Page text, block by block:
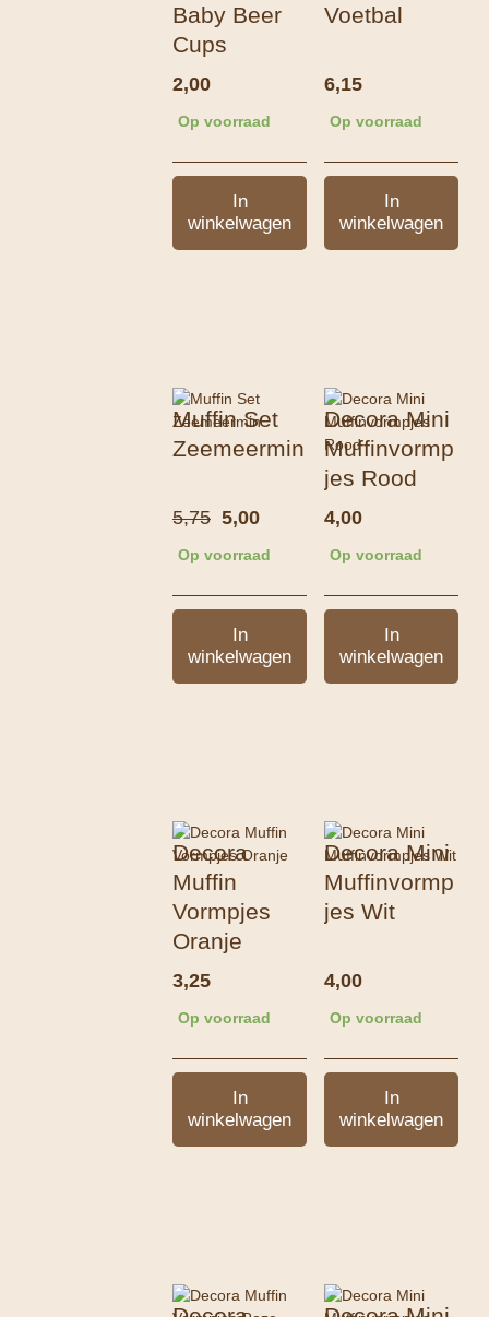
Baby Beer
Cups
2,00
Op voorraad
In
winkelwagen
Voetbal
6,15
Op voorraad
In
winkelwagen
Muffin Set
Zeemeermin
5,75 Oorspronkelijke
5,75.
5,00Huidige
prijs
5,00.
Op voorraad
In
winkelwagen
Decora Mini
Muffinvormp
jes Rood
4,00
Op voorraad
In
winkelwagen
Decora
Muffin
Vormpjes
Oranje
3,25
Op voorraad
In
winkelwagen
Decora Mini
Muffinvormp
jes Wit
4,00
Op voorraad
In
winkelwagen